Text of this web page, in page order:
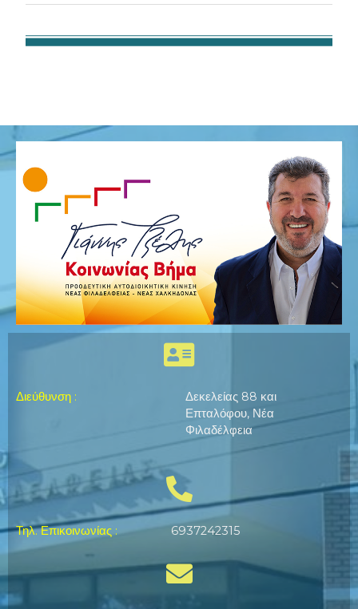
Διεύθυνση :
Δεκελείας 88 και
Επταλόφου, Νέα
Φιλαδέλφεια
Τηλ. Επικοινωνίας : 6937242315